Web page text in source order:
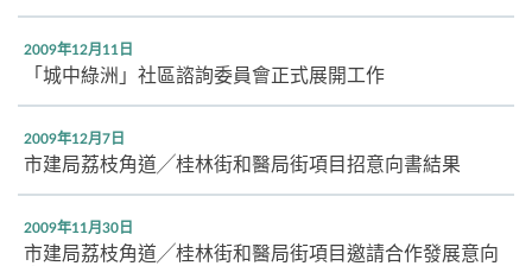
2009年12月11日
「城中綠洲」社區諮詢委員會正式展開工作
2009年12月7日
市建局荔枝角道╱桂林街和醫局街項目招意向書結果
2009年11月30日
市建局荔枝角道╱桂林街和醫局街項目邀請合作發展意向